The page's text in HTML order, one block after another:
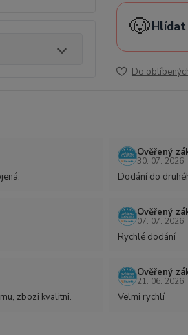
🐶
Do
Ověřený
30. 07. 2026
Dodání do
Ověřený
07. 07. 2026
Rychlé dodání
zbozi kvalitni.
Ověřený
21. 06. 2026
Velmi rychlí